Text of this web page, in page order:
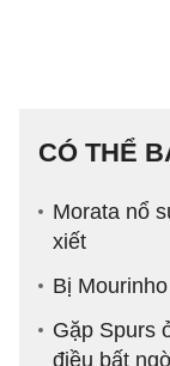
CÓ THỂ
Morata nổ
xiết
Bị
Gặp Spurs
điều bất